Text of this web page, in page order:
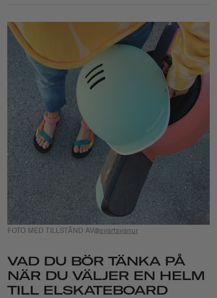
FOTO MED TILLSTÅND AV@svartsvanur
VAD DU BÖR TÄNKA PÅ
NÄR DU VÄLJER EN HELM
TILL ELSKATEBOARD